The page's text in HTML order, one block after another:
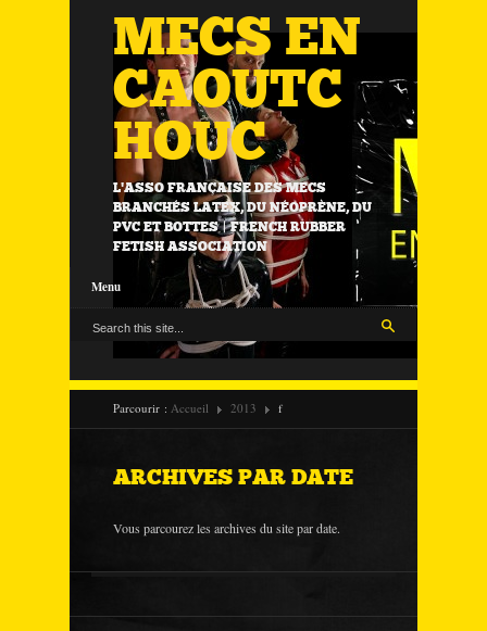
MECS EN
CAOUTC
HOUC
L'ASSO FRANÇAISE DES MECS
BRANCHÉS LATEX, DU NÉOPRÈNE, DU
PVC ET BOTTES | FRENCH RUBBER
FETISH ASSOCIATION
Menu
Parcourir : Accueil 2013 f
ARCHIVES PAR DATE
Vous parcourez les archives du site par date.